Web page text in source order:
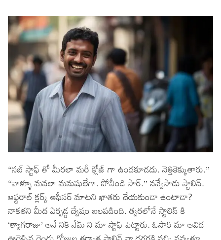
“సబ్ స్టాఫ్ తో మీరలా మరీ క్లోజ్ గా ఉండకూడదు. నెత్తికెక్కుతారు.”
“వాళ్ళూ మనలా మనుషులేగా. పోనీండి సార్.” నవ్వేసాడు స్టాలిన్.
ఆఫ్టరాల్ క్లర్క్ ఆఫీసర్ మాటని ఖాతరు చేయకుండా ఉంటాడా?
నాకతని మీద ఏర్పడ్డ ద్వేషం బలపడింది. త్వరలోనే స్టాలిన్ కి
‘త్యాగరాజు’ అనే నిక్ నేమ్ ని మా స్టాఫ్ పెట్టారు. ఓసారి మా ఆవిడ